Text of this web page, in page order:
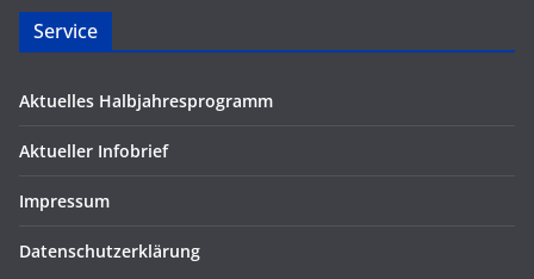
Service
Aktuelles Halbjahresprogramm
Aktueller Infobrief
Impressum
Datenschutzerklärung